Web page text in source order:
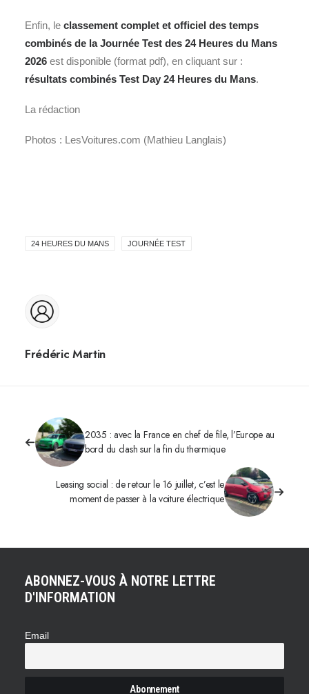
Enfin, le classement complet et officiel des temps
combinés de la Journée Test des 24 Heures du Mans
2026 est disponible (format pdf), en cliquant sur :
résultats combinés Test Day 24 Heures du Mans.
La rédaction
Photos : LesVoitures.com (Mathieu Langlais)
24 HEURES DU MANS JOURNÉE TEST
Frédéric Martin
2035 : avec la France en chef de file, l’Europe au
bord du clash sur la fin du thermique
Leasing social : de retour le 16 juillet, c’est le
moment de passer à la voiture électrique
ABONNEZ-VOUS À NOTRE LETTRE
D'INFORMATION
Email